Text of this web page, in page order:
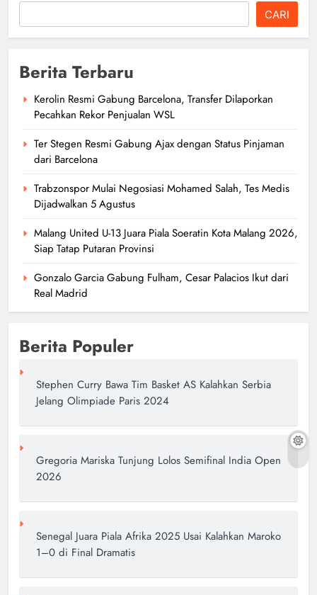
CARI
Berita Terbaru
Kerolin Resmi Gabung Barcelona, Transfer Dilaporkan
Pecahkan Rekor Penjualan WSL
Ter Stegen Resmi Gabung Ajax dengan Status Pinjaman
dari Barcelona
Trabzonspor Mulai Negosiasi Mohamed Salah, Tes Medis
Dijadwalkan 5 Agustus
Malang United U-13 Juara Piala Soeratin Kota Malang 2026,
Siap Tatap Putaran Provinsi
Gonzalo Garcia Gabung Fulham, Cesar Palacios Ikut dari
Real Madrid
Berita Populer
Stephen Curry Bawa Tim Basket AS Kalahkan Serbia
Jelang Olimpiade Paris 2024
Gregoria Mariska Tunjung Lolos Semifinal India Open
2026
Senegal Juara Piala Afrika 2025 Usai Kalahkan Maroko
1–0 di Final Dramatis